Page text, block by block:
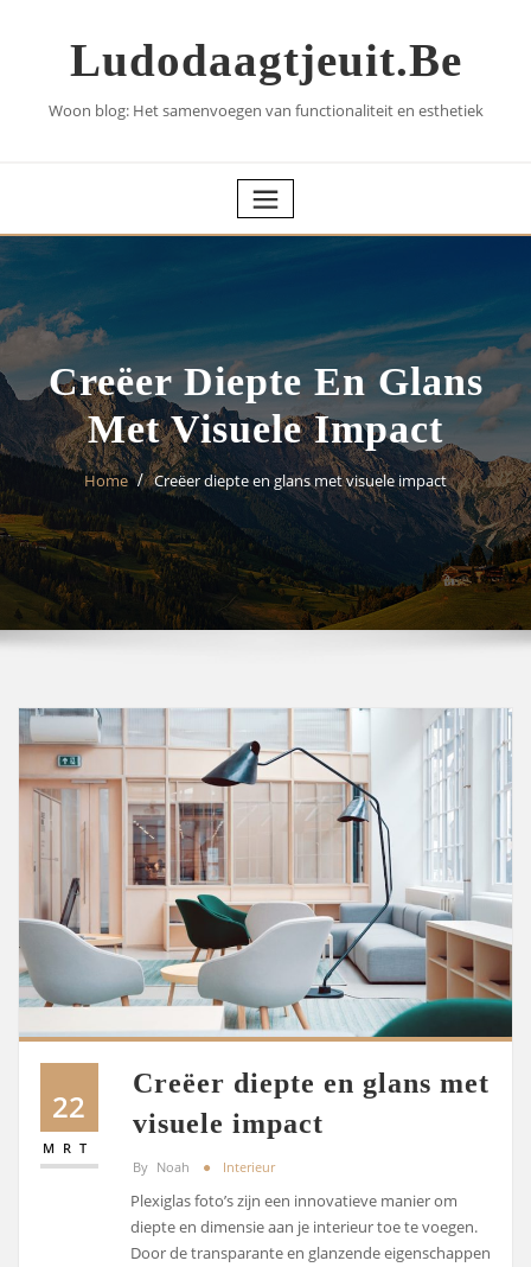
Ludodaagtjeuit.be
Woon blog: Het samenvoegen van functionaliteit en esthetiek
Creëer Diepte En Glans
Met Visuele Impact
Home Creëer diepte en glans met visuele impact
22
MRT
Creëer diepte en glans met
visuele impact
By Noah Interieur
Plexiglas foto’s zijn een innovatieve manier om
diepte en dimensie aan je interieur toe te voegen.
Door de transparante en glanzende eigenschappen